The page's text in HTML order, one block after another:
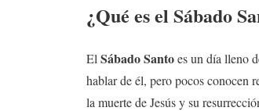
¿Qué es el Sábado
El Sábado Santoes un día lleno
hablar de él, pero pocos conocen
la muerte de Jesús y su